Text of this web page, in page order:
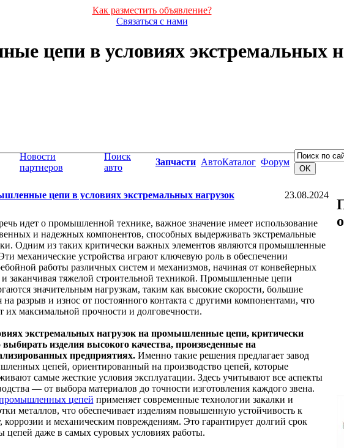
Как разместить объявление?
Связаться с нами
цепи в условиях экстремальных
Новости
партнеров
Поиск
авто
Запчасти АвтоКаталог Форум
цепи в условиях экстремальных нагрузок 23.08.2024
идет о промышленной технике, важное значение имеет использование
и надежных компонентов, способных выдерживать экстремальные
Одним из таких критически важных элементов являются промышленные
механические устройства играют ключевую роль в обеспечении
работы различных систем и механизмов, начиная от конвейерных
заканчивая тяжелой строительной техникой. Промышленные цепи
значительным нагрузкам, таким как высокие скорости, большие
на разрыв и износ от постоянного контакта с другими компонентами, что
их максимальной прочности и долговечности.
экстремальных нагрузок на промышленные цепи, критически
изделия высокого качества, произведенные на
предприятиях.Именно такие решения предлагает завод
цепей, ориентированный на производство цепей, которые
самые жесткие условия эксплуатации. Здесь учитывают все аспекты
— от выбора материалов до точности изготовления каждого звена.
цепей применяет современные технологии закалки и
металлов, что обеспечивает изделиям повышенную устойчивость к
коррозии и механическим повреждениям. Это гарантирует долгий срок
цепей даже в самых суровых условиях работы.